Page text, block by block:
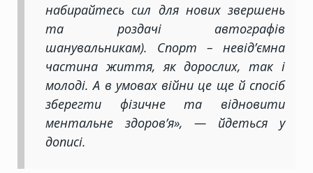
набирайтесь сил для нових звершень
та роздачі автографів
шанувальникам). Спорт – невід’ємна
частина життя, як дорослих, так і
молоді. А в умовах війни це ще й спосіб
зберегти фізичне та відновити
ментальне здоров’я», — йдеться у
дописі.